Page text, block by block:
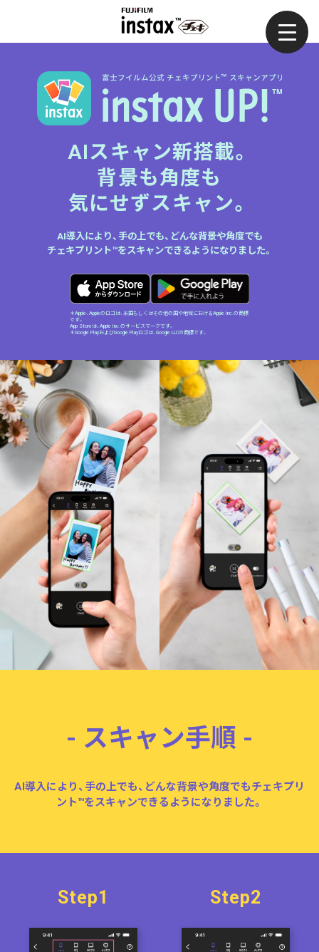
AIスキャン新搭載。
背景も角度も
気にせずスキャン。
AI導入により、手の上でも、どんな背景や角度でも
チェキプリント™をスキャンできるようになりました。
＊Apple、Appleのロゴは、米国もしくはその他の国や地域におけるApple Inc.の商標
です。
App Storeは、Apple Inc.のサービスマークです。
＊Google PlayおよびGoogle Playロゴは、Google LLCの商標です。
- スキャン手順 -
AI導入により、手の上でも、どんな背景や角度でもチェキプリ
ント™をスキャンできるようになりました。
Step1 Step2